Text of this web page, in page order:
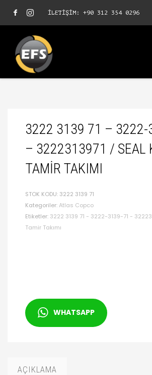
İLETİŞİM: +90 312 354 0296
3222 3139 71 – 3222-
– 3222313971 / SEAL
TAMIR TAKIMI
STOK KODU: 3222 3139 71
Kategoriler:Atlas Copco
Etiketler: 3222 3139 71 - 3222-3139-71 -
Tamir Takımı
WHATSAPP
AÇIKLAMA